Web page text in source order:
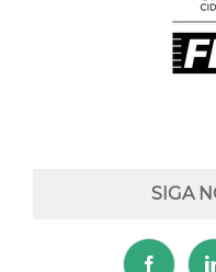
SIGA